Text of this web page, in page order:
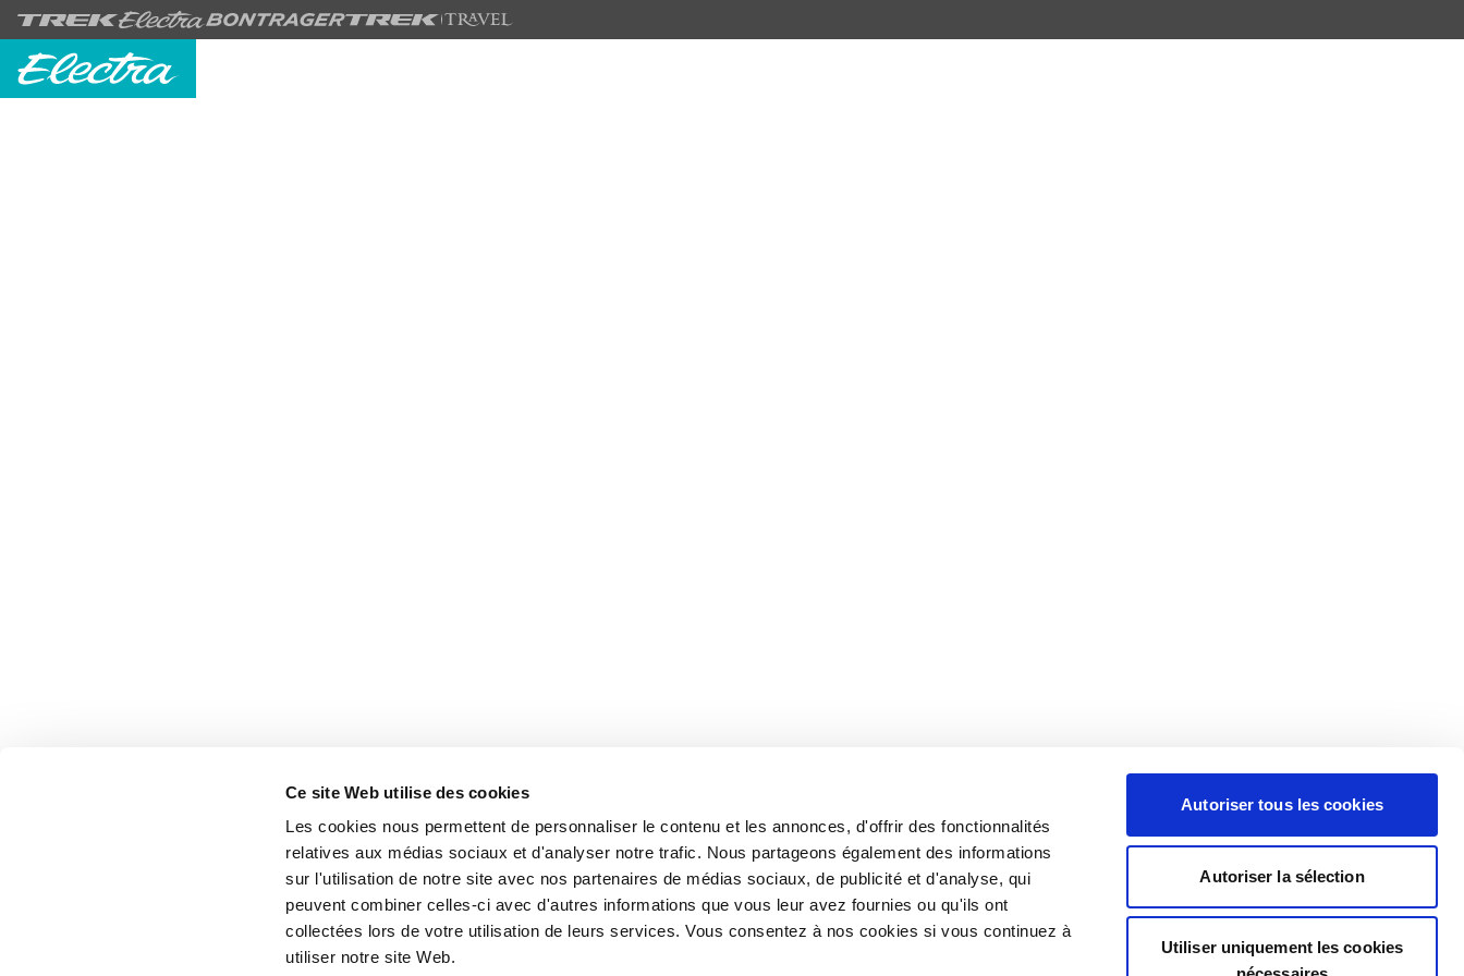
Ce site Web utilise des cookies
Les cookies nous permettent de personnaliser le contenu et les annonces, d'offrir des fonctionnalités
relatives aux médias sociaux et d'analyser notre trafic. Nous partageons également des informations
sur l'utilisation de notre site avec nos partenaires de médias sociaux, de publicité et d'analyse, qui
peuvent combiner celles-ci avec d'autres informations que vous leur avez fournies ou qu'ils ont
collectées lors de votre utilisation de leurs services. Vous consentez à nos cookies si vous continuez à
utiliser notre site Web.
Autoriser tous les cookies
Autoriser la sélection
Utiliser uniquement les cookies